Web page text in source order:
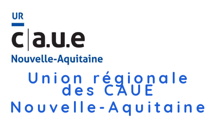
Union régionale
des CAUE
Nouvelle-Aquitaine